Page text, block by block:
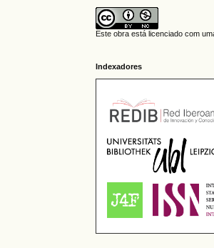
Este obra está licenciado com
Indexadores